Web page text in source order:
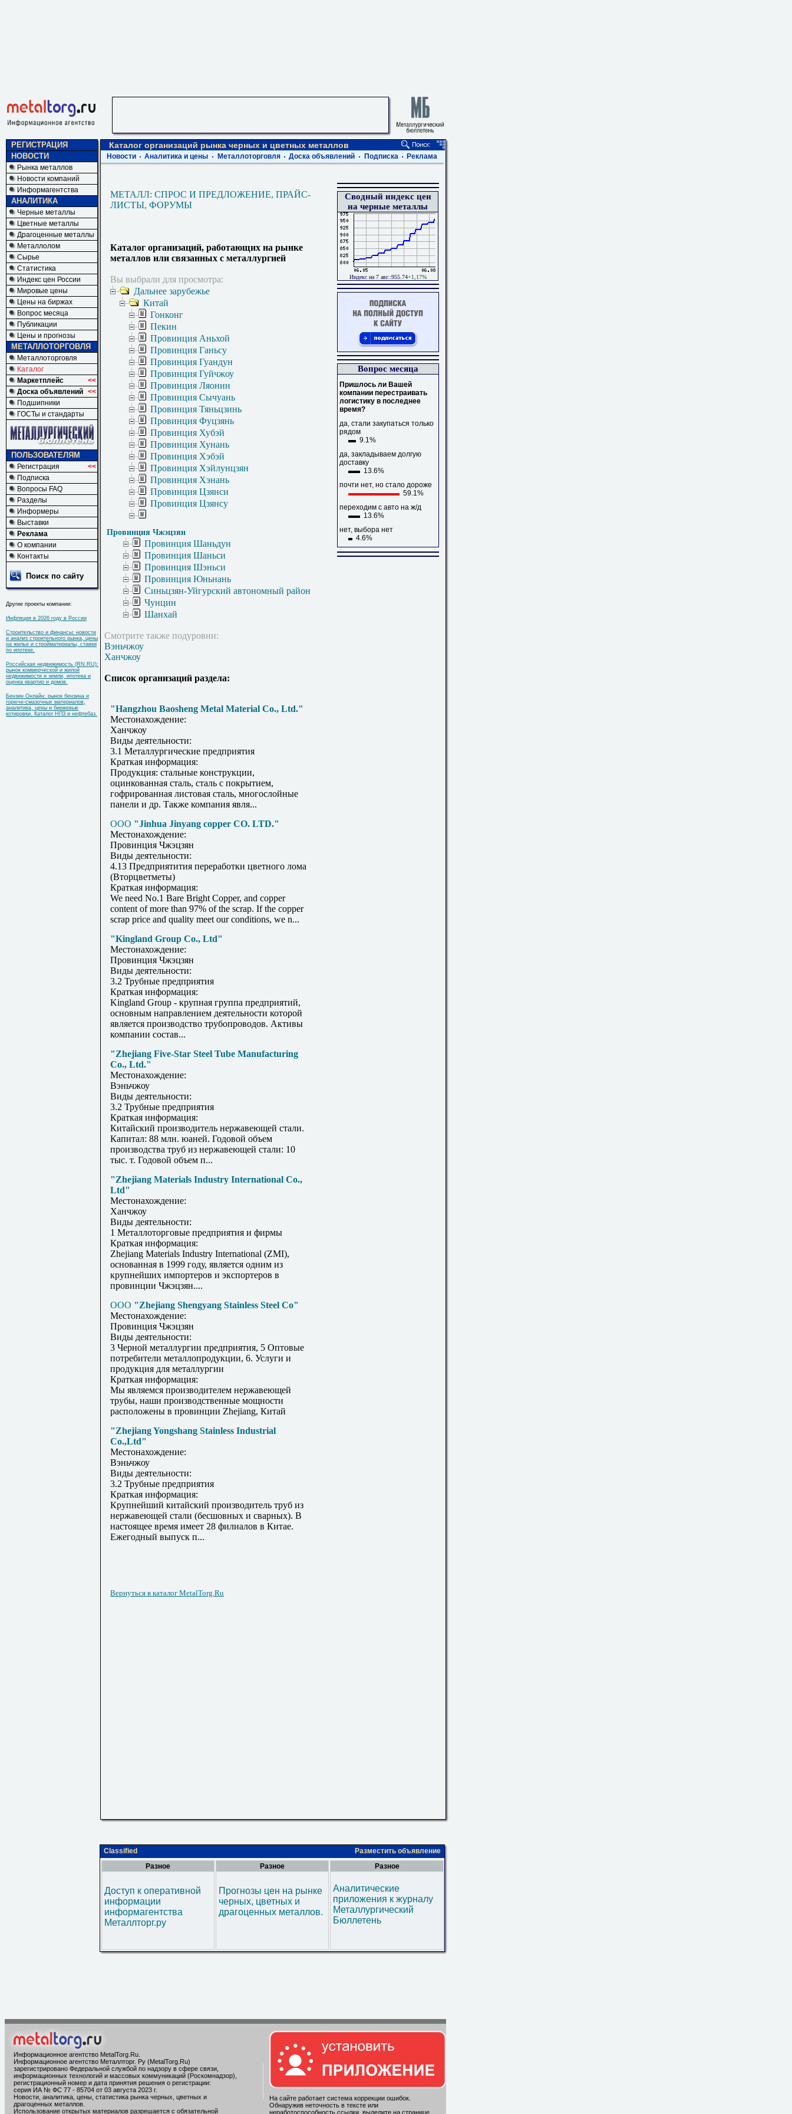
РЕГИСТРАЦИЯ
НОВОСТИ
Рынка металлов
Новости компаний
Информагентства
АНАЛИТИКА
Черные металлы
Цветные металлы
Драгоценные металлы
Металлолом
Сырье
Статистика
Индекс цен России
Мировые цены
Цены на биржах
Вопрос месяца
Публикации
Цены и прогнозы
МЕТАЛЛОТОРГОВЛЯ
Металлоторговля
Каталог
Маркетплейс
<<
Доска объявлений <<
Подшипники
ГОСТы и стандарты
ПОЛЬЗОВАТЕЛЯМ
Регистрация
<<
Подписка
Вопросы FAQ
Разделы
Информеры
Выставки
Реклама
О компании
Контакты
Поиск по сайту
Другие проекты компании:
Инфляция в 2026 году в России
Строительство и финансы: новости
и анализ строительного рынка, цены
на жилье и стройматериалы, ставки
по ипотеке.
Российская недвижимость (RN.RU):
рынок коммерческой и жилой
недвижимости и земли, ипотека и
оценка квартир и домов.
Бензин Онлайн: рынок бензина и
горюче-смазочных материалов,
аналитика, цены и биржевые
котировки. Каталог НПЗ и нефтебаз.
Каталог организаций рынка черных и цветных металлов
Новости Аналитика и цены Металлоторговля Доска объявлений Подписка Реклама
МЕТАЛЛ: СПРОС И ПРЕДЛОЖЕНИЕ, ПРАЙС-
ЛИСТЫ, ФОРУМЫ
Каталог организаций, работающих на рынке
металлов или связанных с металлургией
Вы выбрали для просмотра:
Дальнее зарубежье
Китай
Гонконг
Пекин
Провинция Аньхой
Провинция Ганьсу
Провинция Гуандун
Провинция Гуйчжоу
Провинция Ляонин
Провинция Сычуань
Провинция Тяньцзинь
Провинция Фуцзянь
Провинция Хубэй
Провинция Хунань
Провинция Хэбэй
Провинция Хэйлунцзян
Провинция Хэнань
Провинция Цзянси
Провинция Цзянсу
Провинция Чжэцзян
Провинция Шаньдун
Провинция Шаньси
Провинция Шэньси
Провинция Юньнань
Синьцзян-Уйгурский автономный район
Чунцин
Шанхай
Смотрите также подуровни:
Вэньчжоу
Ханчжоу
Список организаций раздела:
"Hangzhou Baosheng Metal Material Co., Ltd."
Местонахождение:
Ханчжоу
Виды деятельности:
3.1 Металлургические предприятия
Краткая информация:
Продукция: стальные конструкции,
оцинкованная сталь, сталь с покрытием,
гофрированная листовая сталь, многослойные
панели и др. Также компания явля...
ООО "Jinhua Jinyang copper CO. LTD."
Местонахождение:
Провинция Чжэцзян
Виды деятельности:
4.13 Предприятития переработки цветного лома
(Вторцветметы)
Краткая информация:
We need No.1 Bare Bright Copper, and copper
content of more than 97% of the scrap. If the copper
scrap price and quality meet our conditions, we n...
"Kingland Group Co., Ltd"
Местонахождение:
Провинция Чжэцзян
Виды деятельности:
3.2 Трубные предприятия
Краткая информация:
Kingland Group - крупная группа предприятий,
основным направлением деятельности которой
является производство трубопроводов. Активы
компании состав...
"Zhejiang Five-Star Steel Tube Manufacturing
Co., Ltd."
Местонахождение:
Вэньчжоу
Виды деятельности:
3.2 Трубные предприятия
Краткая информация:
Китайский производитель нержавеющей стали.
Капитал: 88 млн. юаней. Годовой объем
производства труб из нержавеющей стали: 10
тыс. т. Годовой объем п...
"Zhejiang Materials Industry International Co.,
Ltd"
Местонахождение:
Ханчжоу
Виды деятельности:
1 Металлоторговые предприятия и фирмы
Краткая информация:
Zhejiang Materials Industry International (ZMI),
основанная в 1999 году, является одним из
крупнейших импортеров и экспортеров в
провинции Чжэцзян....
ООО "Zhejiang Shengyang Stainless Steel Co"
Местонахождение:
Провинция Чжэцзян
Виды деятельности:
3 Черной металлургии предприятия, 5 Оптовые
потребители металлопродукции, 6. Услуги и
продукция для металлургии
Краткая информация:
Мы являемся производителем нержавеющей
трубы, наши производственные мощности
расположены в провинции Zhejiang, Китай
"Zhejiang Yongshang Stainless Industrial
Co.,Ltd"
Местонахождение:
Вэньчжоу
Виды деятельности:
3.2 Трубные предприятия
Краткая информация:
Крупнейший китайский производитель труб из
нержавеющей стали (бесшовных и сварных). В
настоящее время имеет 28 филиалов в Китае.
Ежегодный выпуск п...
Вернуться в каталог MetalTorg.Ru
Сводный индекс цен
на черные металлы
Индекс на 7 авг.:955.74+1,17%
Вопрос месяца
Пришлось ли Вашей
компании перестраивать
логистику в последнее
время?
да, стали закупаться только
рядом
9.1%
да, закладываем долгую
доставку
13.6%
почти нет, но стало дороже
59.1%
переходим с авто на ж/д
13.6%
нет, выбора нет
4.6%
Classified
Разместить объявление
Разное
Доступ к оперативной
информации
информагентства
Металлторг.ру
Разное
Прогнозы цен на рынке
черных, цветных и
драгоценных металлов.
Разное
Аналитические
приложения к журналу
Металлургический
Бюллетень
Информационное агентство MetalTorg.Ru
Информационное агентство Металлторг. Ру (MetalTorg.Ru)
зарегистрировано Федеральной службой по надзору в сфере связи,
информационных технологий и массовых коммуникаций (Роскомнадзор),
регистрационный номер и дата принятия решения о регистрации:
серия ИА № ФС 77 - 85704 от 03 августа 2023 г.
Новости, аналитика, цены, статистика рынка черных, цветных и
драгоценных металлов.
Использование открытых материалов разрешается с обязательной
На сайте работает система коррекции ошибок.
Обнаружив неточность в тексте или
неработоспособность ссылки, выделите на странице